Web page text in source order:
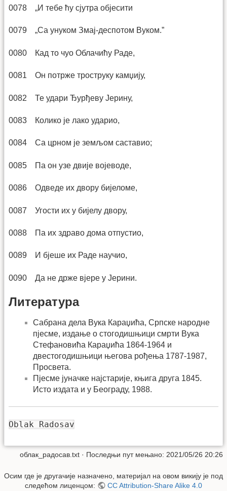
0078 „И тебе ћу сјутра објесити
0079 „Са унуком Змај-деспотом Вуком.”
0080 Кад то чуо Облачићу Раде,
0081 Он потрже троструку камџију,
0082 Те удари Ђурђеву Јерину,
0083 Колико је лако ударио,
0084 Са црном је земљом саставио;
0085 Па он узе двије војеводе,
0086 Одведе их двору бијеломе,
0087 Угости их у бијелу двору,
0088 Па их здраво дома отпустио,
0089 И бјеше их Раде научио,
0090 Да не држе вјере у Јерини.
Литература
Сабрана дела Вука Караџића, Српске народне
пјесме, издање о стогодишњици смрти Вука
Стефановића Караџића 1864-1964 и
двестогодишњици његова рођења 1787-1987,
Просвета.
Пјесме јуначке најстарије, књига друга 1845.
Исто издата и у Београду, 1988.
Oblak Radosav
облак_радосав.txt · Последњи пут мењано: 2021/05/26 20:26
Осим где је другачије назначено, материјал на овом викију је под
следећом лиценцом:
CC Attribution-Share Alike 4.0